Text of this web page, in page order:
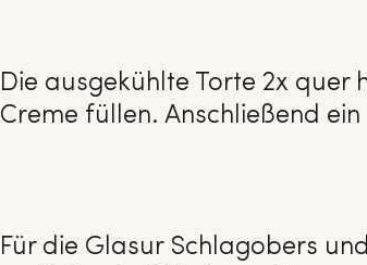
Die ausgekühlte Torte 2x quer
Creme füllen. Anschließend
Für die Glasur Schlagobers